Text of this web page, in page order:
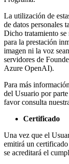
La utilización de
de datos personales
Dicho tratamiento
para la prestación
imagen ni la voz
servidores de
Azure OpenAI).
Para más
del Usuario por
favor consulta
Certificado
Una vez que el
emitirá un
se acreditará el